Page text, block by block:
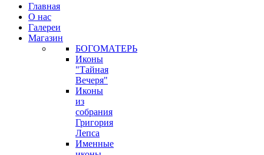
Главная
О нас
Галереи
Магазин
БОГОМАТЕРЬ
Иконы
"Тайная
Вечеря"
Иконы
из
собрания
Григория
Лепса
Именные